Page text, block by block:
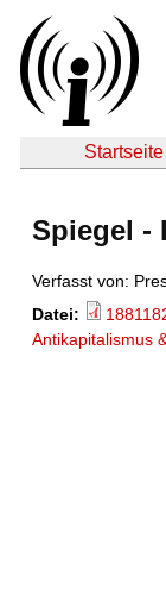
Startseite
Spiegel -
Verfasst von:
Datei:
Antikapitalismus